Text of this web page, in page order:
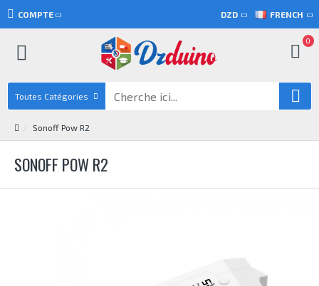
COMPTE DZD FRENCH
0
Toutes Catégories
Sonoff Pow R2
SONOFF POW R2